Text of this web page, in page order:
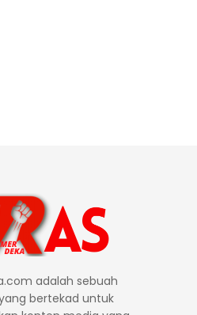
adalah sebuah
bertekad untuk